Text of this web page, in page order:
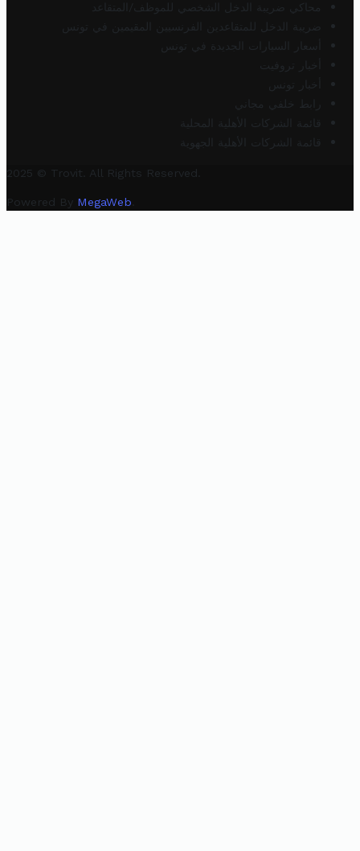
محاكي ضريبة الدخل الشخصي للموظف/المتقاعد
ضريبة الدخل للمتقاعدين الفرنسيين المقيمين في تونس
أسعار السيارات الجديدة في تونس
أخبار تروفيت
أخبار تونس
رابط خلفي مجاني
قائمة الشركات الأهلية المحلية
قائمة الشركات الأهلية الجهوية
2025 © Trovit. All Rights Reserved.
Powered By MegaWeb